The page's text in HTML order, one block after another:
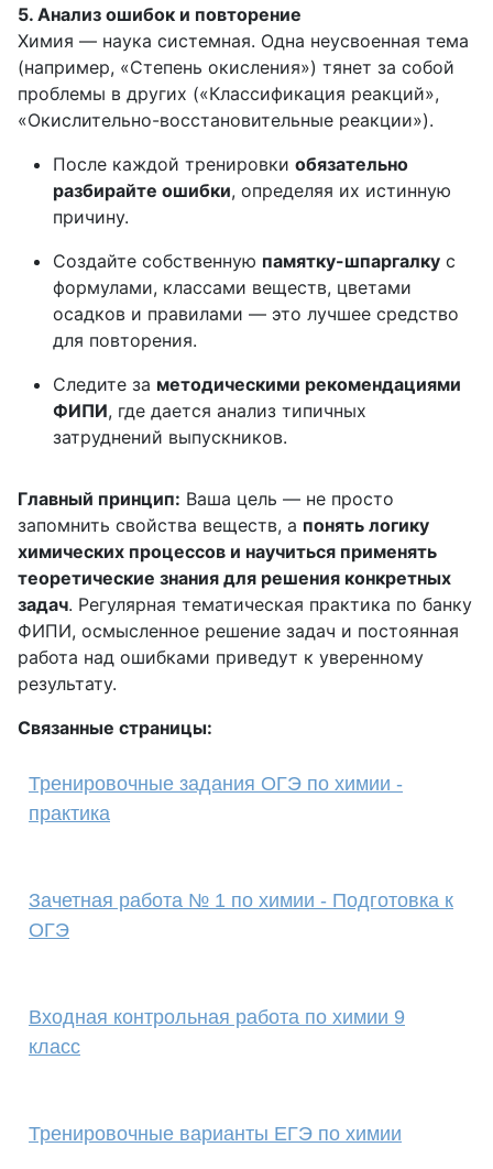
5. Анализ ошибок и повторение
Химия — наука системная. Одна неусвоенная тема
(например, «Степень окисления») тянет за собой
проблемы в других («Классификация реакций»,
«Окислительно-восстановительные реакции»).
После каждой тренировки обязательно
разбирайте ошибки, определяя их истинную
причину.
Создайте собственную памятку-шпаргалку с
формулами, классами веществ, цветами
осадков и правилами — это лучшее средство
для повторения.
Следите за методическими рекомендациями
ФИПИ, где дается анализ типичных
затруднений выпускников.
Главный принцип: Ваша цель — не просто
запомнить свойства веществ, а понять логику
химических процессов и научиться применять
теоретические знания для решения конкретных
задач. Регулярная тематическая практика по банку
ФИПИ, осмысленное решение задач и постоянная
работа над ошибками приведут к уверенному
результату.
Связанные страницы:
Тренировочные задания ОГЭ по химии -
практика
Зачетная работа № 1 по химии - Подготовка к
ОГЭ
Входная контрольная работа по химии 9
класс
Тренировочные варианты ЕГЭ по химии